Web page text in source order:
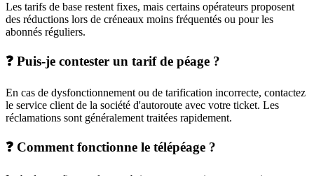
Les tarifs de base restent fixes, mais certains opérateurs proposent
des réductions lors de créneaux moins fréquentés ou pour les
abonnés réguliers.
❓ Puis-je contester un tarif de péage ?
En cas de dysfonctionnement ou de tarification incorrecte, contactez
le service client de la société d'autoroute avec votre ticket. Les
réclamations sont généralement traitées rapidement.
❓ Comment fonctionne le télépéage ?